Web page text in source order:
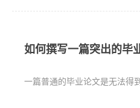
如何撰写一篇突出的毕
一篇普通的毕业论文是无法得